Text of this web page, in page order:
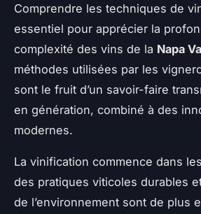
Comprendre les techniques de
essentiel pour apprécier la
complexité des vins de la Napa
méthodes utilisées par les
sont le fruit d’un savoir-faire
en génération, combiné à des
modernes.
La vinification commence dans
des pratiques viticoles durables
de l’environnement sont de plus